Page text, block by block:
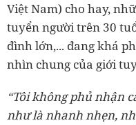
Việt Nam) cho hay,
tuyển người trên 30
đình lớn,... đang khá
nhìn chung của giới
“Tôi không phủ nhận
như là nhanh nhẹn,